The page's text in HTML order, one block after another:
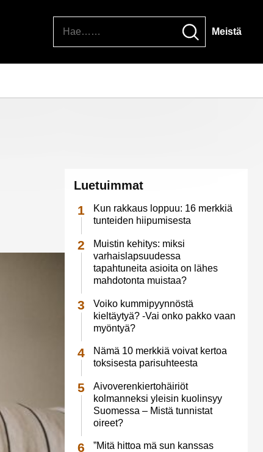
Meistä
Luetuimmat
Kun rakkaus loppuu: 16 merkkiä
tunteiden hiipumisesta
Muistin kehitys: miksi
varhaislapsuudessa
tapahtuneita asioita on lähes
mahdotonta muistaa?
Voiko kummipyynnöstä
kieltäytyä? -Vai onko pakko vaan
myöntyä?
Nämä 10 merkkiä voivat kertoa
toksisesta parisuhteesta
Aivoverenkiertohäiriöt
kolmanneksi yleisin kuolinsyy
Suomessa – Mistä tunnistat
oireet?
”Mitä hittoa mä sun kanssas